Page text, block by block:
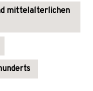
mittelalterlichen